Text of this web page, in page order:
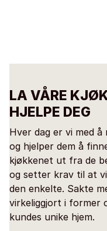
LA VÅRE
HJELPE DEG
Hver dag er vi med
og hjelper dem å
kjøkkenet ut fra de
og setter krav til at
den enkelte. Sakte
virkeliggjort i former
kundes unike hjem.